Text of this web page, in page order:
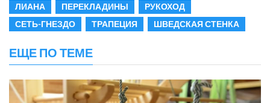
ЛИАНА
ПЕРЕКЛАДИНЫ
РУКОХОД
СЕТЬ-ГНЕЗДО
ТРАПЕЦИЯ ШВЕДСКАЯ СТЕНКА
ЕЩЕ ПО ТЕМЕ